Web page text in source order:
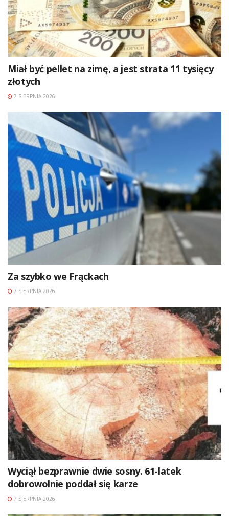
Miał być pellet na zimę, a jest strata 11 tysięcy
złotych
7 SIERPNIA 2026
Za szybko we Frąckach
7 SIERPNIA 2026
Wyciął bezprawnie dwie sosny. 61-latek
dobrowolnie poddał się karze
7 SIERPNIA 2026